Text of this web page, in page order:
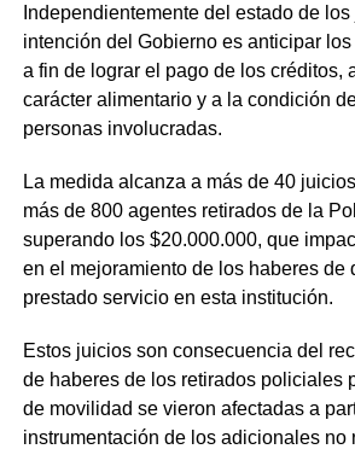
Independientemente del estado de
intención del Gobierno es anticipar
a fin de lograr el pago de los créditos,
carácter alimentario y a la condición
personas involucradas.
La medida alcanza a más de 40
más de 800 agentes retirados de la
superando los $20.000.000, que
en el mejoramiento de los haberes de
prestado servicio en esta institución.
Estos juicios son consecuencia del
de haberes de los retirados policiales
de movilidad se vieron afectadas a
instrumentación de los adicionales no